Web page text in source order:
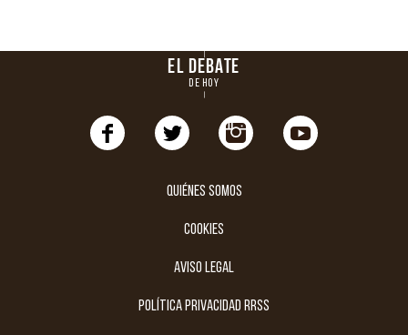
EL DEBATE
DE HOY
Quiénes somos
cookies
aviso legal
política privacidad rrss